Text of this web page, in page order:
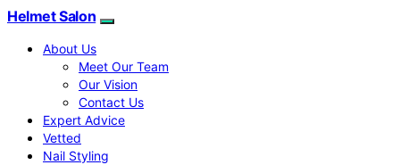
Helmet Salon
About Us
Meet Our Team
Our Vision
Contact Us
Expert Advice
Vetted
Nail Styling